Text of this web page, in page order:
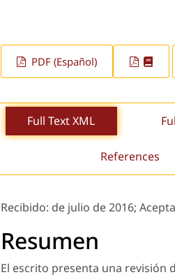
PDF (Español)
Full Text XML
References
Recibido: de julio de 2016;
Resumen
El escrito presenta una revisión